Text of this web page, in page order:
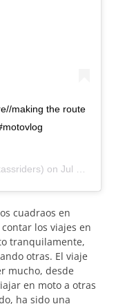
making the route
on Jul 15, 2018 at 9:08am PDT
cuadraos en
los viajes en
tranquilamente,
otras. El viaje
mucho, desde
en moto a otras
ha sido una